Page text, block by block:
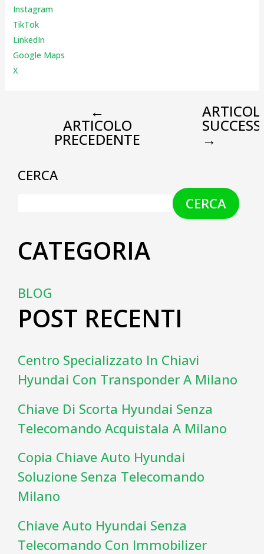
Instagram
TikTok
LinkedIn
Google Maps
X
←
ARTICOLO
PRECEDENTE →
CERCA
CERCA
CATEGORIA
BLOG
POST RECENTI
Centro Specializzato In Chiavi
Hyundai Con Transponder A Milano
Chiave Di Scorta Hyundai Senza
Telecomando Acquistala A Milano
Copia Chiave Auto Hyundai
Soluzione Senza Telecomando
Milano
Chiave Auto Hyundai Senza
Telecomando Con Immobilizer